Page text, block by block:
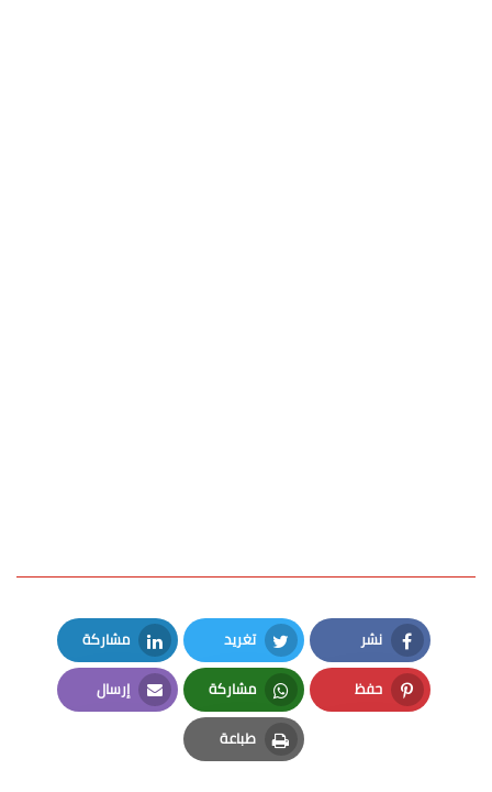
نشر
Facebook
تغريد
Twitter
مشاركة
LinkedIn
حفظ
Pinterest
مشاركة
Whatsapp
إرسال
Email
طباعة
Print